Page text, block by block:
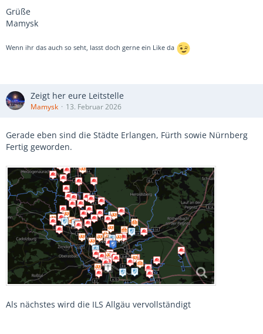
Grüße
Mamysk
Wenn ihr das auch so seht, lasst doch gerne ein Like da
Zeigt her eure Leitstelle
Mamysk 13. Februar 2026
Gerade eben sind die Städte Erlangen, Fürth sowie Nürnberg
Fertig geworden.
Als nächstes wird die ILS Allgäu vervollständigt